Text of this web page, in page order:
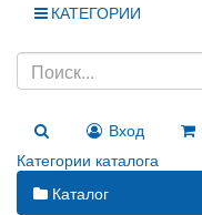
КАТЕГОРИИ
Вход
Категории каталога
Каталог